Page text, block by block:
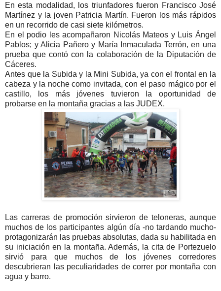
En esta modalidad, los triunfadores fueron Francisco José
Martínez y la joven Patricia Martín. Fueron los más rápidos
en un recorrido de casi siete kilómetros.
En el podio les acompañaron Nicolás Mateos y Luis Ángel
Pablos; y Alicia Pañero y María Inmaculada Terrón, en una
prueba que contó con la colaboración de la Diputación de
Cáceres.
Antes que la Subida y la Mini Subida, ya con el frontal en la
cabeza y la noche como invitada, con el paso mágico por el
castillo, los más jóvenes tuvieron la oportunidad de
probarse en la montaña gracias a las JUDEX.
Las carreras de promoción sirvieron de teloneras, aunque
muchos de los participantes algún día -no tardando mucho-
protagonizarán las pruebas absolutas, dada su habilitada en
su iniciación en la montaña. Además, la cita de Portezuelo
sirvió para que muchos de los jóvenes corredores
descubrieran las peculiaridades de correr por montaña con
agua y barro.